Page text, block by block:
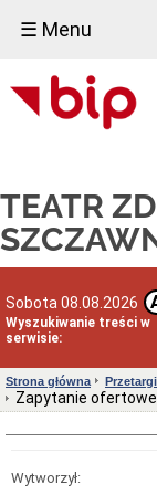
☰ Menu
TEATR
Sobota 08.08.2026
Wyszukiwanie treści w
serwisie:
Informacje
o
Teatrze
na
Dyrektora
Teatru
prawny
Finanse
Przetargi
Aktualne
Archiwum
Strona główna Przetargi
Zapytanie
Wytworzył: